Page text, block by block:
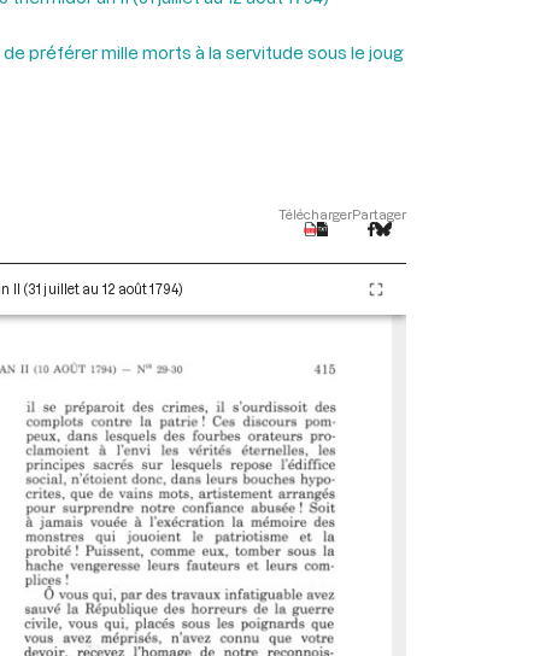
préférer mille morts à la servitude sous le joug
TéléchargerPartager
(31 juillet au 12 août 1794)